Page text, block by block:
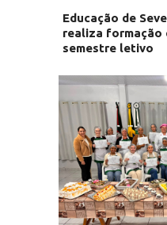
Educação de
realiza formação
semestre letivo